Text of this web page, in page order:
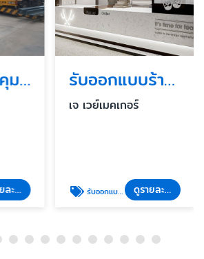
รับออกแบบคุมงานก่อสร้างอาคารสูง
ดูรายละเอียด
รับออกแบบร้านค้า ร้านอาหารในห้าง
เจ เวย์เมคเกอร์
รับออกแบบก่อสร้าง ดูรายละเอียด